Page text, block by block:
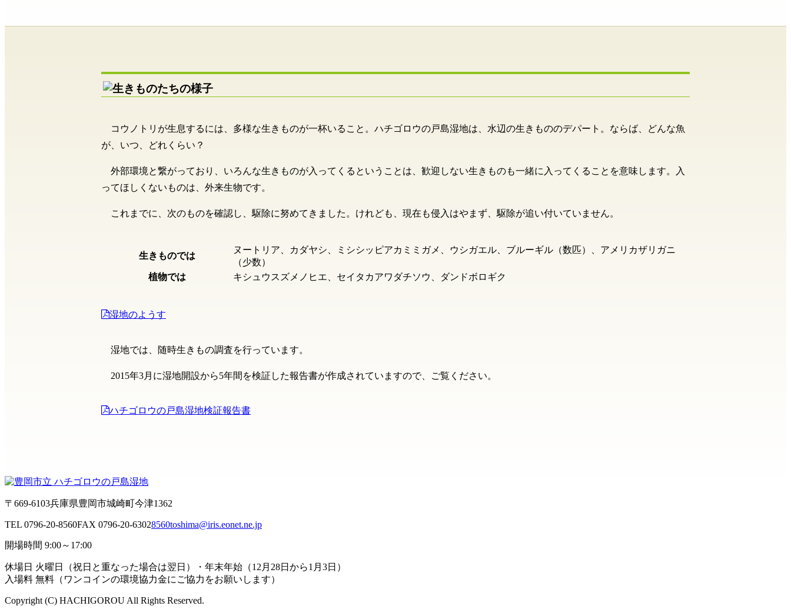
コウノトリが生息するには、多様な生きものが一杯いること。ハチゴロウの戸島湿地は、水辺の生きもののデパート。ならば、どんな魚
が、いつ、どれくらい？
外部環境と繋がっており、いろんな生きものが入ってくるということは、歓迎しない生きものも一緒に入ってくることを意味します。入
ってほしくないものは、外来生物です。
これまでに、次のものを確認し、駆除に努めてきました。けれども、現在も侵入はやまず、駆除が追い付いていません。
生きものでは
ヌートリア、カダヤシ、ミシシッピアカミミガメ、ウシガエル、ブルーギル（数匹）、アメリカザリガニ
（少数）
植物では
キシュウスズメノヒエ、セイタカアワダチソウ、ダンドボロギク
湿地のようす
湿地では、随時生きもの調査を行っています。
2015年3月に湿地開設から5年間を検証した報告書が作成されていますので、ご覧ください。
ハチゴロウの戸島湿地検証報告書
〒669-6103兵庫県豊岡市城崎町今津1362
TEL 0796-20-8560FAX 0796-20-63028560toshima@iris.eonet.ne.jp
開場時間 9:00～17:00
休場日 火曜日（祝日と重なった場合は翌日）・年末年始（12月28日から1月3日）
入場料 無料（ワンコインの環境協力金にご協力をお願いします）
Copyright (C) HACHIGOROU All Rights Reserved.